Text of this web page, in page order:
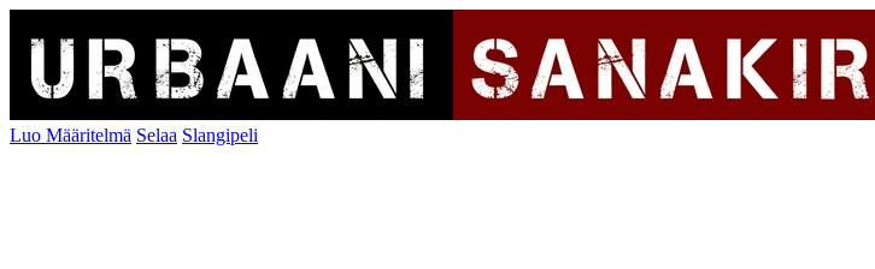
Luo Määritelmä Selaa Slangipeli